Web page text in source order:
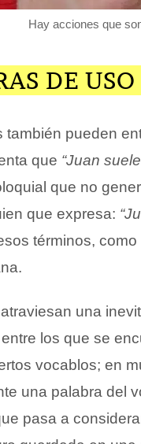
Hay acciones que
DE
también pueden
que “Juan
que no
que expresa:
términos, como
una
los que se
vocablos; en
una palabra del
pasa a